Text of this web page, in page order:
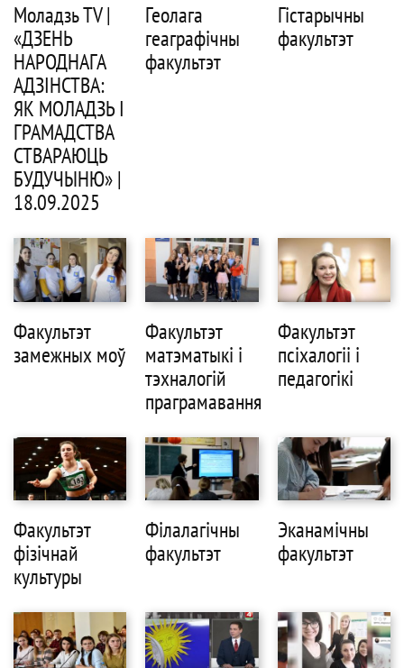
Моладзь TV |
«ДЗЕНЬ
НАРОДНАГА
АДЗІНСТВА:
ЯК МОЛАДЗЬ І
ГРАМАДСТВА
СТВАРАЮЦЬ
БУДУЧЫНЮ» |
18.09.2025
Геолага
геаграфічны
факультэт
Гістарычны
факультэт
Факультэт
замежных моў
Факультэт
матэматыкі і
тэхналогій
праграмавання
Факультэт
псіхалогіі і
педагогікі
Факультэт
фізічнай
культуры
Філалагічны
факультэт
Эканамічны
факультэт